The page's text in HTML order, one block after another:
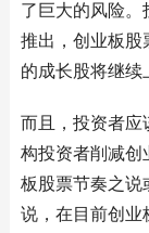
了巨大的风险。
推出，创业板股
的成长股将继续
而且，投资者应
构投资者削减创
板股票节奏之说
说，在目前创业